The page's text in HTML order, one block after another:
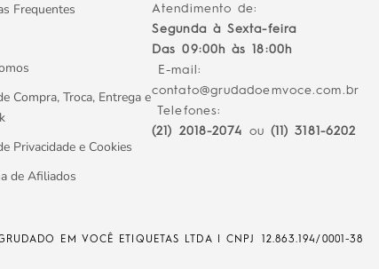
Frequentes
Compra, Troca, Entrega e
Privacidade e Cookies
de Afiliados
Atendimento de:
Segunda à Sexta-feira
Das 09:00h às 18:00h
E-mail:
contato@grudadoemvoce.com.br
Telefones:
(21) 2018-2074
ou (11) 3181-6202
EM VOCÊ ETIQUETAS LTDA | CNPJ 12.863.194/0001-38